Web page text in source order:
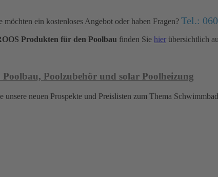
möchten ein kostenloses Angebot oder haben Fragen? Tel.:
Produkten für den Poolbau finden Sie hier übersichtlich
Poolzubehör und solar Poolheizung
unsere neuen Prospekte und Preislisten zum Thema